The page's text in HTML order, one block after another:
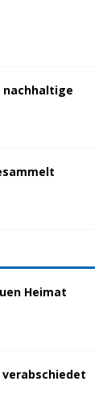
nachhaltige
Heimat